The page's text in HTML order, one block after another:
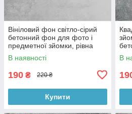
Вініловий фон світло-сірий
бетонний фон для фото і
предметної зйомки, рівна
текстура, 60x60 см, №550674
В наявності
190 ₴ 220 ₴
Купити
В